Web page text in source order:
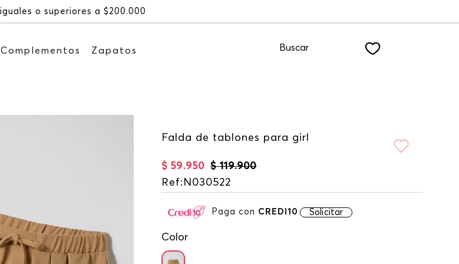
Recibe: 15%OFF suscribiéndote a nuestro NEWSLETTER
Complementos Zapatos Buscar
Falda de tablones para girl
$ 119.900
$ 59.950
Ref: N030522
Paga con CREDI10 Solicitar
Color